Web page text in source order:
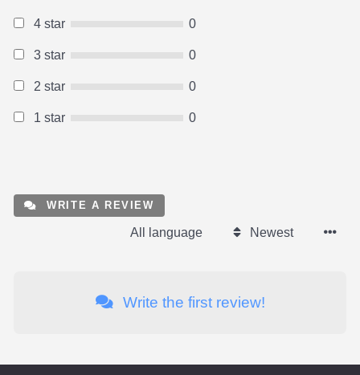
4 star 0
3 star 0
2 star 0
1 star 0
WRITE A REVIEW
All language Newest
Write the first review!